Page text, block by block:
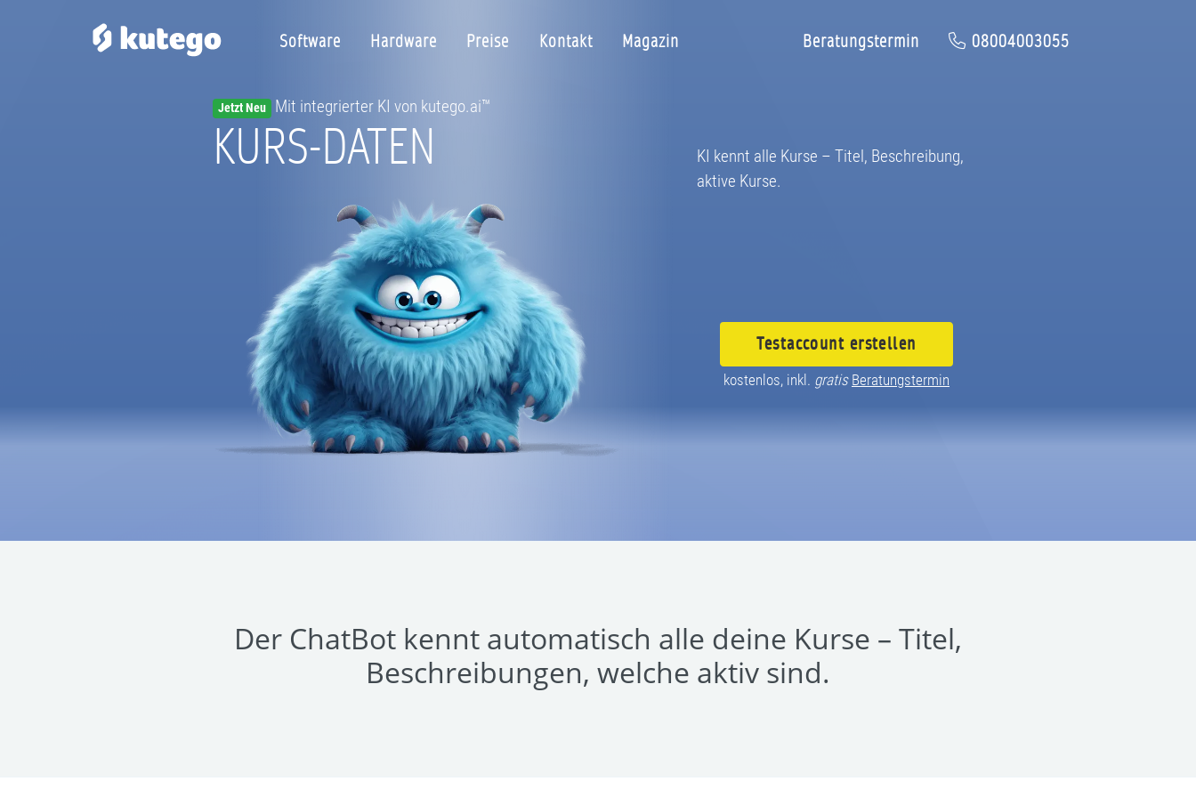
Jetzt Neu Mit integrierter KI von kutego.ai™
KURS-DATEN
KI kennt alle Kurse – Titel, Beschreibung,
aktive Kurse.
Testaccount erstellen
kostenlos, inkl. gratis Beratungstermin
Software Hardware Preise Kontakt Magazin Beratungstermin 08004003055
Der ChatBot kennt automatisch alle deine Kurse – Titel,
Beschreibungen, welche aktiv sind.